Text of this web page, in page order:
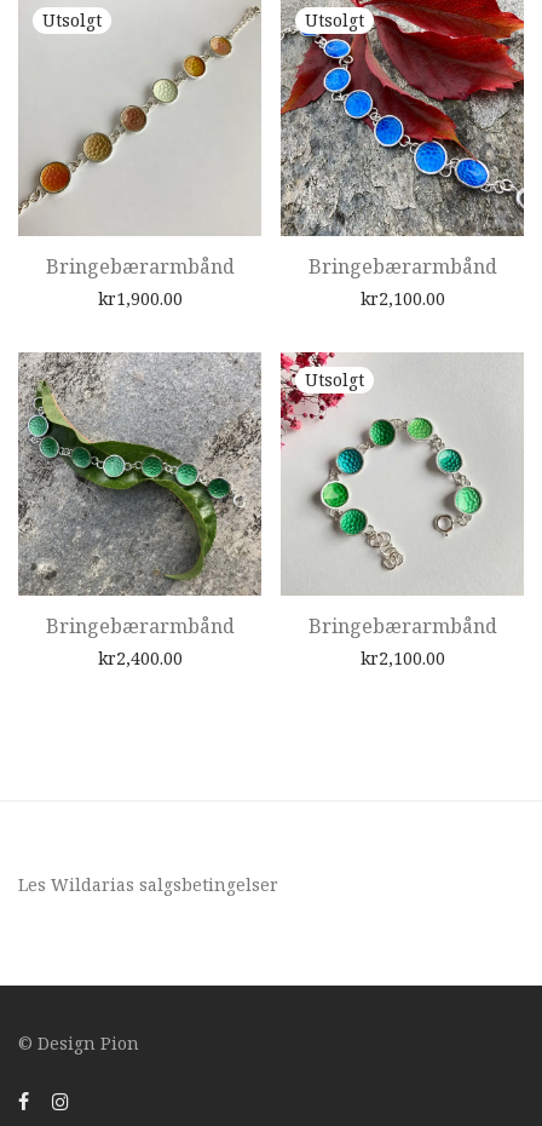
Bringebærarmbånd
kr1,900.00
Bringebærarmbånd
kr2,100.00
Bringebærarmbånd
kr2,400.00
Bringebærarmbånd
kr2,100.00
Les Wildarias salgsbetingelser
© Design Pion